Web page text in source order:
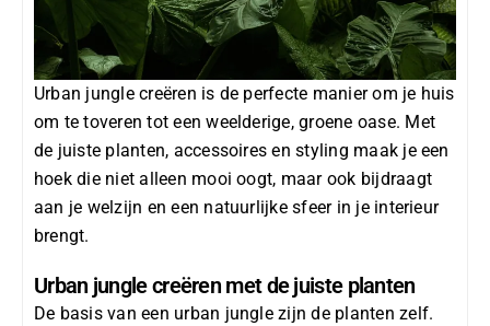
Urban jungle creëren is de perfecte manier om je huis
om te toveren tot een weelderige, groene oase. Met
de juiste planten, accessoires en styling maak je een
hoek die niet alleen mooi oogt, maar ook bijdraagt
aan je welzijn en een natuurlijke sfeer in je interieur
brengt.
Urban jungle creëren met de juiste planten
De basis van een urban jungle zijn de planten zelf.